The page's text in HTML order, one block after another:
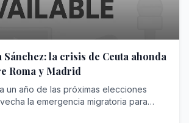
la crisis de Ceuta ahonda
Roma y Madrid
un año de las próximas elecciones
la emergencia migratoria para